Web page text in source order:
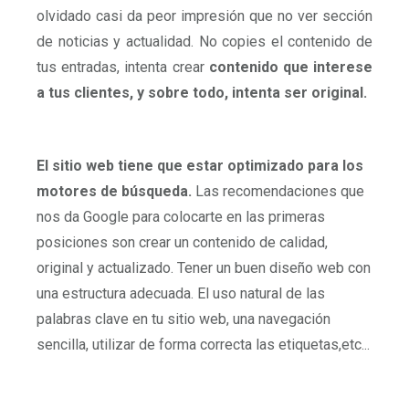
olvidado casi da peor impresión que no ver sección
de noticias y actualidad. No copies el contenido de
tus entradas, intenta crearcontenido que interese
a tus clientes, y sobre todo, intenta ser original.
El sitio web tiene que estar optimizado para los
motores de búsqueda. Las recomendaciones que
nos da Google para colocarte en las primeras
posiciones son crear un contenido de calidad,
original y actualizado. Tener un buen diseño web con
una estructura adecuada. El uso natural de las
palabras clave en tu sitio web, una navegación
sencilla, utilizar de forma correcta las etiquetas,etc...